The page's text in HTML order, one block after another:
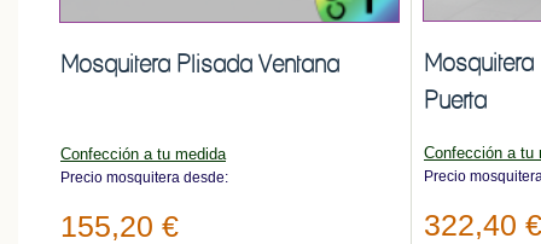
Mosquitera Plisada Ventana
Confección a tu medida
Precio mosquitera desde:
155,20 €
Puerta
Confección a tu
Precio
322,40 €